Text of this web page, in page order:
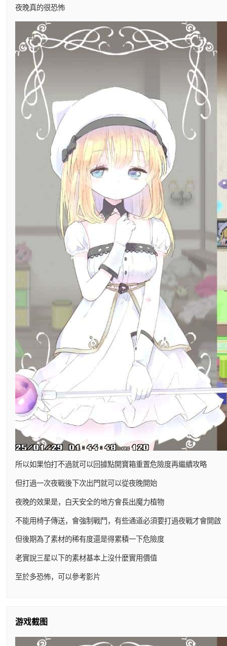
夜晚真的很恐怖
所以如果怕打不過就可以回據點開寶箱重置危險度再繼續攻略
但打過一次夜戰後下次出門就可以從夜晚開始
夜晚的效果是，白天安全的地方會長出魔力植物
不能用椅子傳送，會強制戰鬥，有些通道必須要打過夜戰才會開啟
但後期為了素材的稀有度還是得累積一下危險度
老實說三星以下的素材基本上沒什麼實用價值
至於多恐怖，可以參考影片
游戏截图